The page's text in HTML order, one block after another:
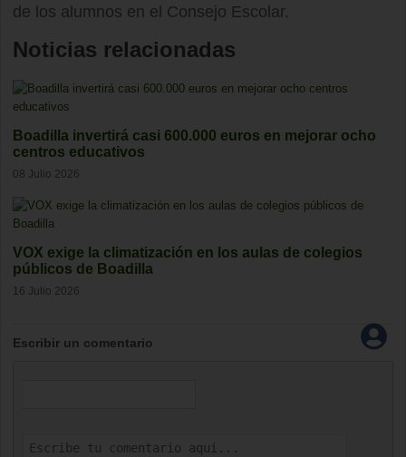
de los alumnos en el Consejo Escolar.
Noticias relacionadas
Boadilla invertirá casi 600.000 euros en mejorar ocho
centros educativos
08 Julio 2026
VOX exige la climatización en los aulas de colegios
públicos de Boadilla
16 Julio 2026
Escribir un comentario